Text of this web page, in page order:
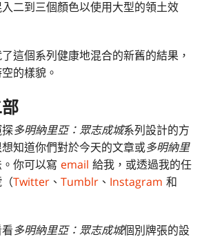
二到三個顏色以使用大型的領土效
這個系列健康地混合的新舊的結果，
的樣貌。
多明納里亞：眾志成城系列設計的方
知道你們對於今天的文章或多明納里
你可以寫 email 給我，或透過我的任
Twitter 、Tumblr 、 Instagram 和
多明納里亞：眾志成城個別牌張的設